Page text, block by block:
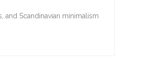
Scandinavian minimalism